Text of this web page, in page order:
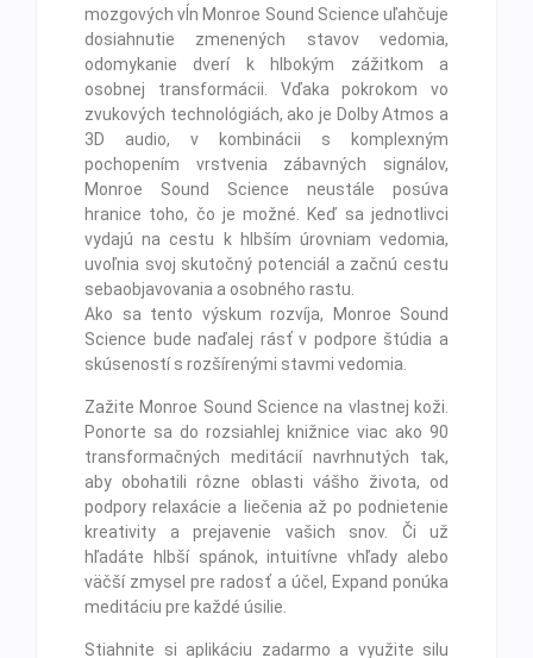
mozgových vĺn Monroe Sound Science uľahčuje
dosiahnutie zmenených stavov vedomia,
odomykanie dverí k hlbokým zážitkom a
osobnej transformácii. Vďaka pokrokom vo
zvukových technológiách, ako je Dolby Atmos a
3D audio, v kombinácii s komplexným
pochopením vrstvenia zábavných signálov,
Monroe Sound Science neustále posúva
hranice toho, čo je možné. Keď sa jednotlivci
vydajú na cestu k hlbším úrovniam vedomia,
uvoľnia svoj skutočný potenciál a začnú cestu
sebaobjavovania a osobného rastu.
Ako sa tento výskum rozvíja, Monroe Sound
Science bude naďalej rásť v podpore štúdia a
skúseností s rozšírenými stavmi vedomia.
Zažite Monroe Sound Science na vlastnej koži.
Ponorte sa do rozsiahlej knižnice viac ako 90
transformačných meditácií navrhnutých tak,
aby obohatili rôzne oblasti vášho života, od
podpory relaxácie a liečenia až po podnietenie
kreativity a prejavenie vašich snov. Či už
hľadáte hlbší spánok, intuitívne vhľady alebo
väčší zmysel pre radosť a účel, Expand ponúka
meditáciu pre každé úsilie.
Stiahnite si aplikáciu zadarmo a využite silu